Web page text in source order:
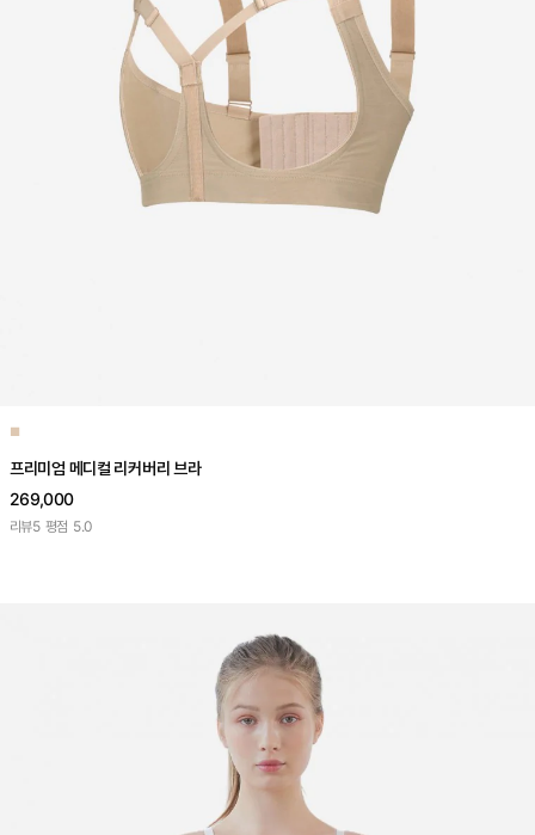
■
프리미엄 메디컬 리커버리 브라
269,000
리뷰5 평점 5.0